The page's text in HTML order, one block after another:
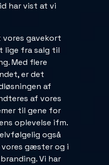
har vist at vi
gavekort
lige fra salg til
Med flere
er det
af
af vores
til gene for
oplevelse ifm.
også
gæster og i
Vi har